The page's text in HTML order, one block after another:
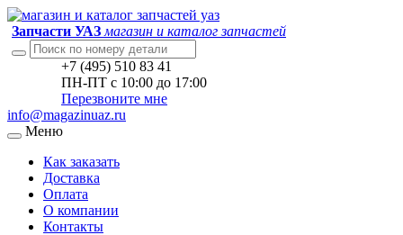
Запчасти УАЗ магазин и каталог запчастей
+7 (495) 510 83 41
ПН-ПТ с 10:00 до 17:00
Перезвоните мне
info@magazinuaz.ru
Меню
Как заказать
Доставка
Оплата
О компании
Контакты